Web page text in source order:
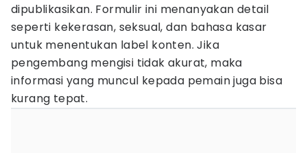
dipublikasikan. Formulir ini menanyakan detail
seperti kekerasan, seksual, dan bahasa kasar
untuk menentukan label konten. Jika
pengembang mengisi tidak akurat, maka
informasi yang muncul kepada pemain juga bisa
kurang tepat.